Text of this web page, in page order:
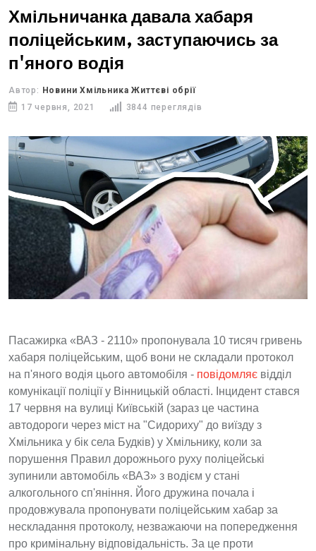
Хмільничанка давала хабаря
поліцейським, заступаючись за
п'яного водія
Автор: Новини Хмільника Життєві обрії
17 червня, 2021
3844 переглядів
Пасажирка «ВАЗ - 2110» пропонувала 10 тисяч гривень
хабаря поліцейським, щоб вони не складали протокол
на п'яного водія цього автомобіля - повідомляє відділ
комунікації поліції у Вінницькій області. Інцидент стався
17 червня на вулиці Київській (зараз це частина
автодороги через міст на "Сидориху" до виїзду з
Хмільника у бік села Будків) у Хмільнику, коли за
порушення Правил дорожнього руху поліцейські
зупинили автомобіль «ВАЗ» з водієм у стані
алкогольного сп'яніння. Його дружина почала і
продовжувала пропонувати поліцейським хабар за
нескладання протоколу, незважаючи на попередження
про кримінальну відповідальність. За це проти